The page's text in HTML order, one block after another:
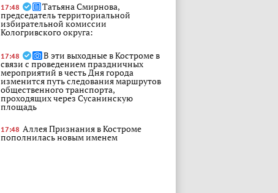
17:48 Татьяна Смирнова,
председатель территориальной
избирательной комиссии
Кологривского округа:
17:48 В эти выходные в Костроме в
связи с проведением праздничных
мероприятий в честь Дня города
изменится путь следования маршрутов
общественного транспорта,
проходящих через Сусанинскую
площадь
17:48 Аллея Признания в Костроме
пополнилась новым именем